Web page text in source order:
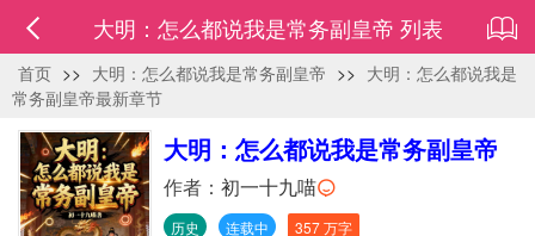
大明：怎么都说我是常务副皇帝 列表
首页 >> 大明：怎么都说我是常务副皇帝 >> 大明：怎么都说我是
常务副皇帝最新章节
大明：怎么都说我是常务副皇帝
作者： 初一十九喵
历史 连载中 357 万字